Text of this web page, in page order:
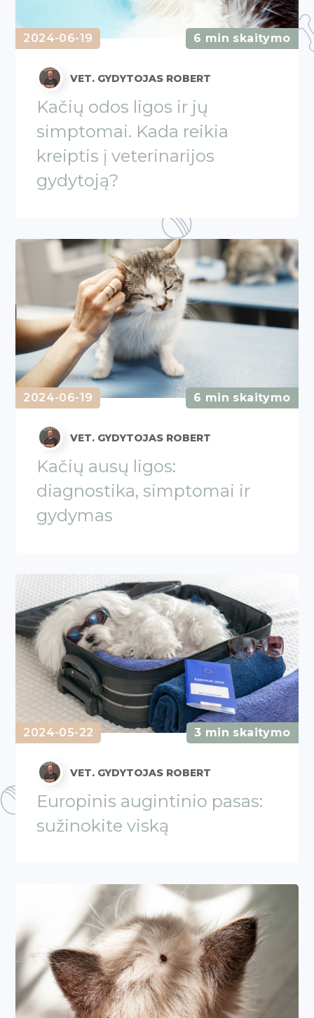
2024-06-19 6 min skaitymo
VET. GYDYTOJAS ROBERT
Kačių odos ligos ir jų
simptomai. Kada reikia
kreiptis į veterinarijos
gydytoją?
2024-06-19 6 min skaitymo
VET. GYDYTOJAS ROBERT
Kačių ausų ligos:
diagnostika, simptomai ir
gydymas
2024-05-22 3 min skaitymo
VET. GYDYTOJAS ROBERT
Europinis augintinio pasas:
sužinokite viską